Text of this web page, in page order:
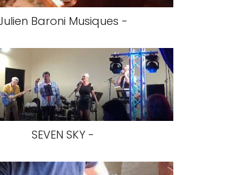
Baroni Musiques -
SEVEN SKY -